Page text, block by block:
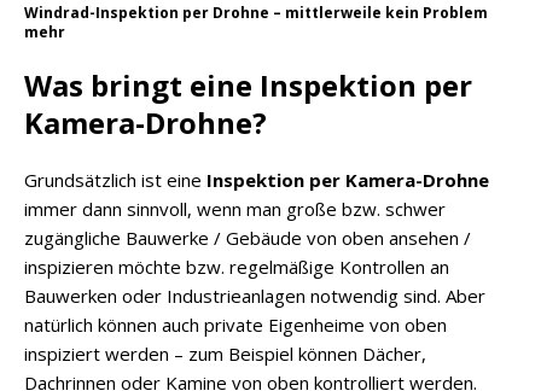
Windrad-Inspektion per Drohne – mittlerweile kein Problem
mehr
Was bringt eine Inspektion per
Kamera-Drohne?
Grundsätzlich ist eine Inspektion per Kamera-Drohne
immer dann sinnvoll, wenn man große bzw. schwer
zugängliche Bauwerke / Gebäude von oben ansehen /
inspizieren möchte bzw. regelmäßige Kontrollen an
Bauwerken oder Industrieanlagen notwendig sind. Aber
natürlich können auch private Eigenheime von oben
inspiziert werden – zum Beispiel können Dächer,
Dachrinnen oder Kamine von oben kontrolliert werden.